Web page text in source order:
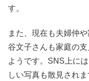
す。
また、現在も夫婦仲
谷文子さんも家庭の
ようです。SNS上に
しい写真も散見され